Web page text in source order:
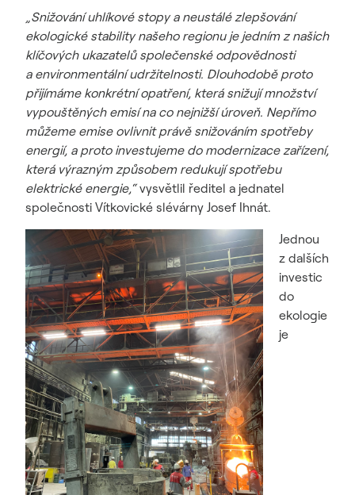
„Snižování uhlíkové stopy a neustálé zlepšování
ekologické stability našeho regionu je jedním z našich
klíčových ukazatelů společenské odpovědnosti
a environmentální udržitelnosti. Dlouhodobě proto
přijímáme konkrétní opatření, která snižují množství
vypouštěných emisí na co nejnižší úroveň. Nepřímo
můžeme emise ovlivnit právě snižováním spotřeby
energií, a proto investujeme do modernizace zařízení,
která výrazným způsobem redukují spotřebu
elektrické energie,“vysvětlil ředitel a jednatel
společnosti Vítkovické slévárny Josef Ihnát.
Jednou
z dalších
investic
do
ekologie
je